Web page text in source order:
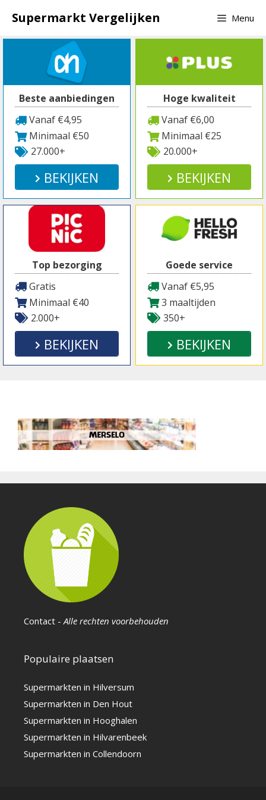
naar
inhoud
Supermarkt Vergelijken Menu
Beste aanbiedingen
Vanaf €4,95
Minimaal €50
27.000+
BEKIJKEN
Hoge kwaliteit
Vanaf €6,00
Minimaal €25
20.000+
BEKIJKEN
Top bezorging
Gratis
Minimaal €40
2.000+
BEKIJKEN
Goede service
Vanaf €5,95
3 maaltijden
350+
BEKIJKEN
Contact - Alle rechten voorbehouden
Populaire plaatsen
Supermarkten in Hilversum
Supermarkten in Den Hout
Supermarkten in Hooghalen
Supermarkten in Hilvarenbeek
Supermarkten in Collendoorn